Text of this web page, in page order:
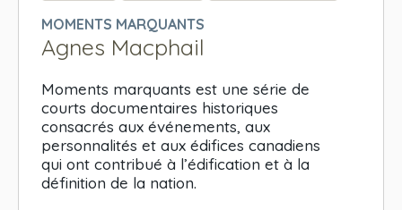
seconds
MOMENTS MARQUANTS
Agnes Macphail
Moments marquants est une série de
courts documentaires historiques
consacrés aux événements, aux
personnalités et aux édifices canadiens
qui ont contribué à l’édification et à la
définition de la nation.